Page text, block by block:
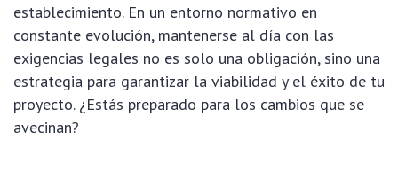
establecimiento. En un entorno normativo en
constante evolución, mantenerse al día con las
exigencias legales no es solo una obligación, sino una
estrategia para garantizar la viabilidad y el éxito de tu
proyecto. ¿Estás preparado para los cambios que se
avecinan?